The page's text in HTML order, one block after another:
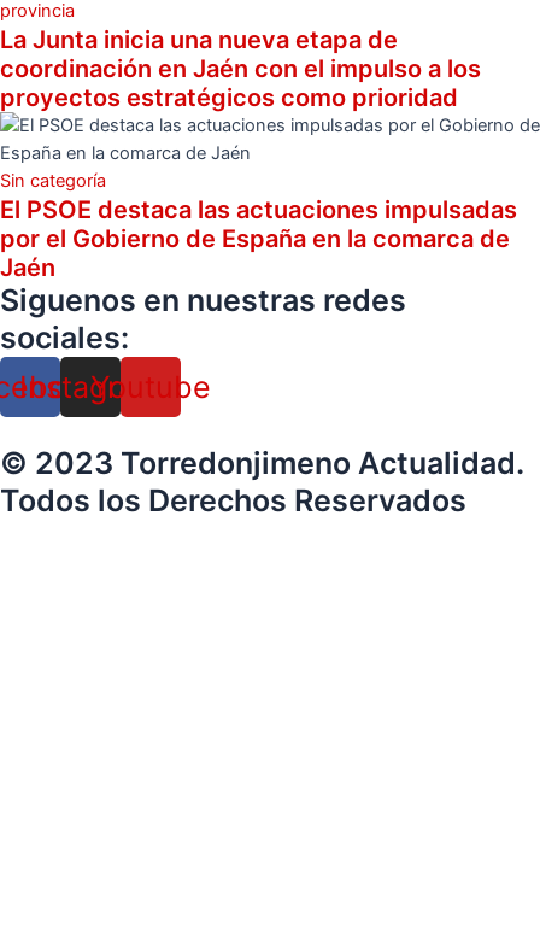
provincia
La Junta inicia una nueva etapa de
coordinación en Jaén con el impulso a los
proyectos estratégicos como prioridad
Sin categoría
El PSOE destaca las actuaciones impulsadas
por el Gobierno de España en la comarca de
Jaén
Siguenos en nuestras redes
sociales:
Instagram
Youtube
© 2023 Torredonjimeno Actualidad.
Todos los Derechos Reservados